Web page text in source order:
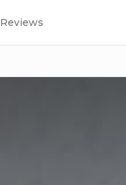
Reviews